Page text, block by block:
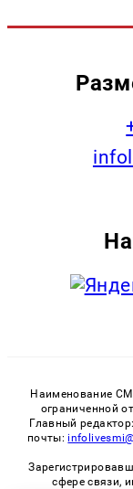
Наименование
ограниченной
Главный
почты:
сфере связи,